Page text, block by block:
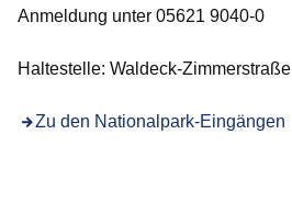
Anmeldung unter 05621 9040-0
Haltestelle: Waldeck-Zimmerstraße
Zu den Nationalpark-Eingängen